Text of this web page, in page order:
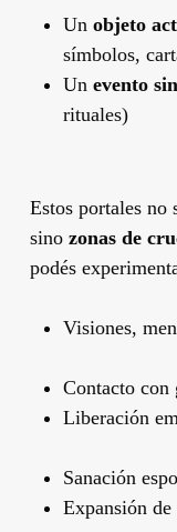
Un objeto
símbolos,
Un evento
rituales)
Estos portales no
sino zonas de
podés
Visiones,
Contacto con
Liberación
Sanación
Expansión